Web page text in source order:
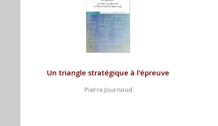
Un triangle stratégique à l'épreuve
Pierre Journoud